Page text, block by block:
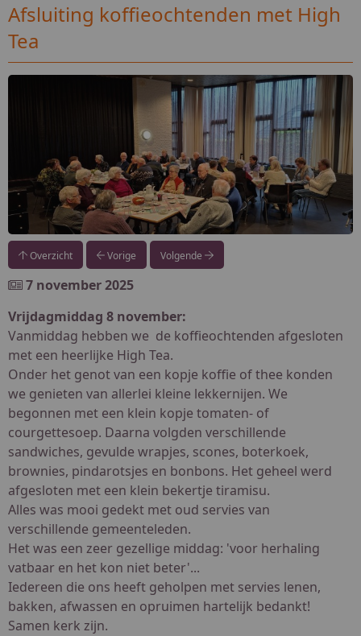
Afsluiting koffieochtenden met High
Tea
Overzicht Vorige Volgende
7 november 2025
Vrijdagmiddag 8 november:
Vanmiddag hebben we de koffieochtenden afgesloten
met een heerlijke High Tea.
Onder het genot van een kopje koffie of thee konden
we genieten van allerlei kleine lekkernijen. We
begonnen met een klein kopje tomaten- of
courgettesoep. Daarna volgden verschillende
sandwiches, gevulde wrapjes, scones, boterkoek,
brownies, pindarotsjes en bonbons. Het geheel werd
afgesloten met een klein bekertje tiramisu.
Alles was mooi gedekt met oud servies van
verschillende gemeenteleden.
Het was een zeer gezellige middag: 'voor herhaling
vatbaar en het kon niet beter'...
Iedereen die ons heeft geholpen met servies lenen,
bakken, afwassen en opruimen hartelijk bedankt!
Samen kerk zijn.